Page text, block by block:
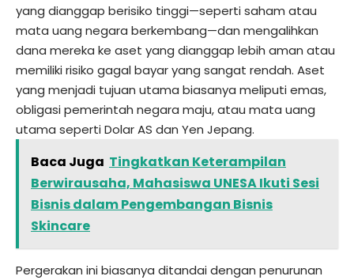
yang dianggap berisiko tinggi—seperti saham atau
mata uang negara berkembang—dan mengalihkan
dana mereka ke aset yang dianggap lebih aman atau
memiliki risiko gagal bayar yang sangat rendah. Aset
yang menjadi tujuan utama biasanya meliputi emas,
obligasi pemerintah negara maju, atau mata uang
utama seperti Dolar AS dan Yen Jepang.
Baca Juga Tingkatkan Keterampilan
Berwirausaha, Mahasiswa UNESA Ikuti Sesi
Bisnis dalam Pengembangan Bisnis
Skincare
Pergerakan ini biasanya ditandai dengan penurunan